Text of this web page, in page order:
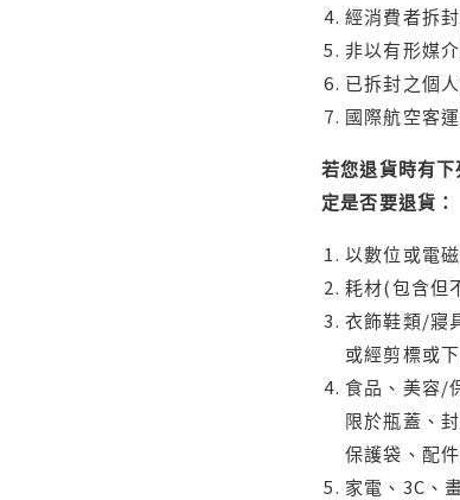
經消費者拆
非以有形媒
已拆封之個
國際航空客
若您退貨時有
定是否要退貨：
以數位或電
耗材(包含但
衣飾鞋類/寢
或經剪標或
食品、美容/
限於瓶蓋、
保護袋、配
家電、3C、